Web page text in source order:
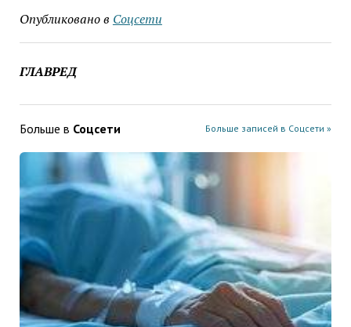
Опубликовано в Соцсети
ГЛАВРЕД
Больше в Соцсети Больше записей в Соцсети »